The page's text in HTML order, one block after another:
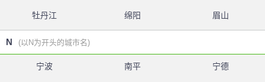
牡丹江 绵阳 眉山
N (以N为开头的城市名)
宁波 南平 宁德